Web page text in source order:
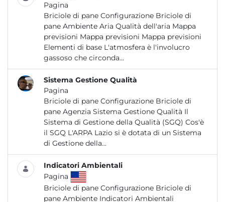
Pagina
Briciole di pane Configurazione Briciole di
pane Ambiente Aria Qualità dell'aria Mappa
previsioni Mappa previsioni Mappa previsioni
Elementi di base L'atmosfera è l'involucro
gassoso che circonda...
Sistema Gestione Qualità
Pagina
Briciole di pane Configurazione Briciole di
pane Agenzia Sistema Gestione Qualità Il
Sistema di Gestione della Qualità (SGQ) Cos'è
il SGQ L'ARPA Lazio si è dotata di un Sistema
di Gestione della...
Indicatori Ambientali
Pagina
Briciole di pane Configurazione Briciole di
pane Ambiente Indicatori Ambientali